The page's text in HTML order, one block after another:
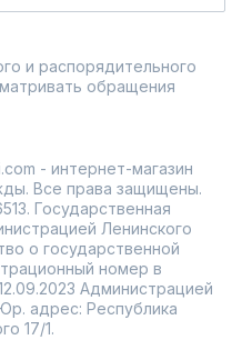
и распорядительного
обращения
- интернет-магазин
Все права защищены.
Государственная
Ленинского
о государственной
номер в
Администрацией
адрес: Республика
17/1.